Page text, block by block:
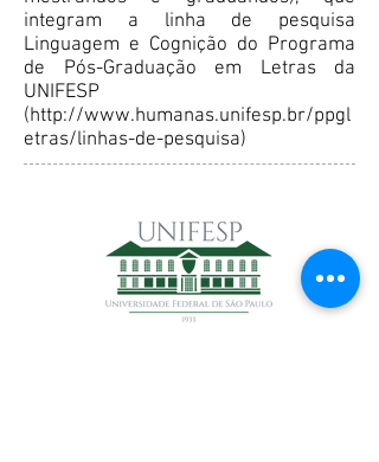
integram a linha de pesquisa
Linguagem e Cognição do Programa
de Pós-Graduação em Letras da
UNIFESP
(http://www.humanas.unifesp.br/ppgl
etras/linhas-de-pesquisa)